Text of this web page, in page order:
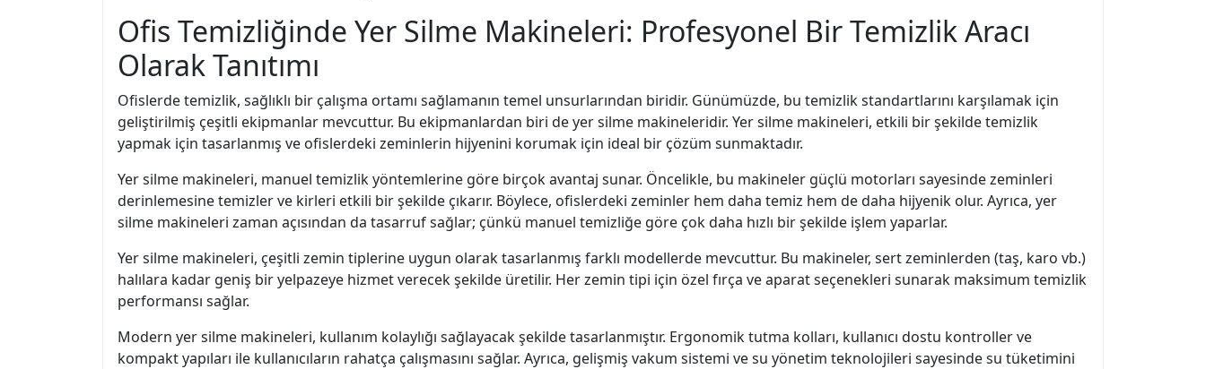
Ofis Temizliğinde Yer Silme Makineleri: Profesyonel Bir Temizlik Aracı
Olarak Tanıtımı
Ofislerde temizlik, sağlıklı bir çalışma ortamı sağlamanın temel unsurlarından biridir. Günümüzde, bu temizlik standartlarını karşılamak için
geliştirilmiş çeşitli ekipmanlar mevcuttur. Bu ekipmanlardan biri de yer silme makineleridir. Yer silme makineleri, etkili bir şekilde temizlik
yapmak için tasarlanmış ve ofislerdeki zeminlerin hijyenini korumak için ideal bir çözüm sunmaktadır.
Yer silme makineleri, manuel temizlik yöntemlerine göre birçok avantaj sunar. Öncelikle, bu makineler güçlü motorları sayesinde zeminleri
derinlemesine temizler ve kirleri etkili bir şekilde çıkarır. Böylece, ofislerdeki zeminler hem daha temiz hem de daha hijyenik olur. Ayrıca, yer
silme makineleri zaman açısından da tasarruf sağlar; çünkü manuel temizliğe göre çok daha hızlı bir şekilde işlem yaparlar.
Yer silme makineleri, çeşitli zemin tiplerine uygun olarak tasarlanmış farklı modellerde mevcuttur. Bu makineler, sert zeminlerden (taş, karo vb.)
halılara kadar geniş bir yelpazeye hizmet verecek şekilde üretilir. Her zemin tipi için özel fırça ve aparat seçenekleri sunarak maksimum temizlik
performansı sağlar.
Modern yer silme makineleri, kullanım kolaylığı sağlayacak şekilde tasarlanmıştır. Ergonomik tutma kolları, kullanıcı dostu kontroller ve
kompakt yapıları ile kullanıcıların rahatça çalışmasını sağlar. Ayrıca, gelişmiş vakum sistemi ve su yönetim teknolojileri sayesinde su tüketimini